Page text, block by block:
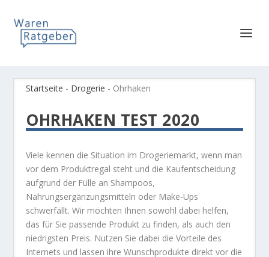
Startseite - Drogerie - Ohrhaken
OHRHAKEN TEST 2020
Viele kennen die Situation im Drogeriemarkt, wenn man
vor dem Produktregal steht und die Kaufentscheidung
aufgrund der Fülle an Shampoos,
Nahrungsergänzungsmitteln oder Make-Ups
schwerfällt. Wir möchten Ihnen sowohl dabei helfen,
das für Sie passende Produkt zu finden, als auch den
niedrigsten Preis. Nutzen Sie dabei die Vorteile des
Internets und lassen ihre Wunschprodukte direkt vor die